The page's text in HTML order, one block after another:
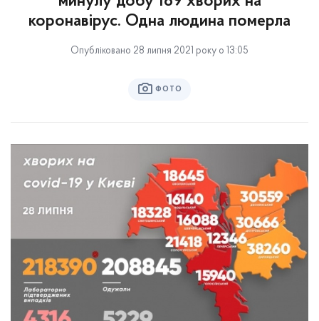
коронавірус. Одна людина померла
Опубліковано 28 липня 2021 року о 13:05
ФОТО